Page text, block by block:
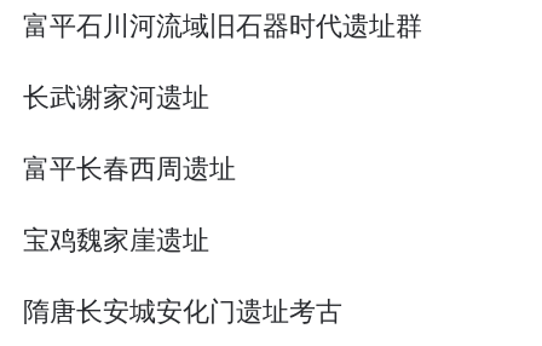
富平石川河流域旧石器时代遗址群
长武谢家河遗址
富平长春西周遗址
宝鸡魏家崖遗址
隋唐长安城安化门遗址考古